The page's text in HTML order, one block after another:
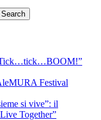
Festival
si vive”: il
Together”